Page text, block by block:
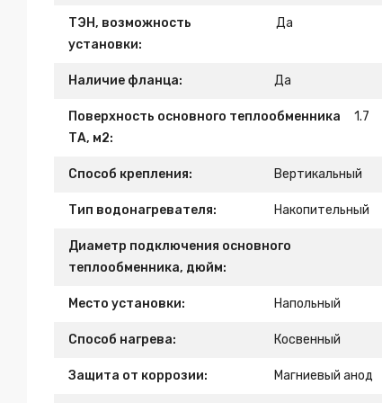
ТЭН, возможность
установки:
Да
Наличие фланца: Да
Поверхность основного теплообменника
ТА, м2:
1.7
Способ крепления: Вертикальный
Тип водонагревателя: Накопительный
Диаметр подключения основного
теплообменника, дюйм:
Место установки: Напольный
Способ нагрева: Косвенный
Защита от коррозии: Магниевый анод